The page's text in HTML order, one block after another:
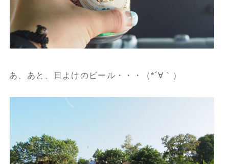
あ、あと、日よけのビール・・・（*´∀｀）